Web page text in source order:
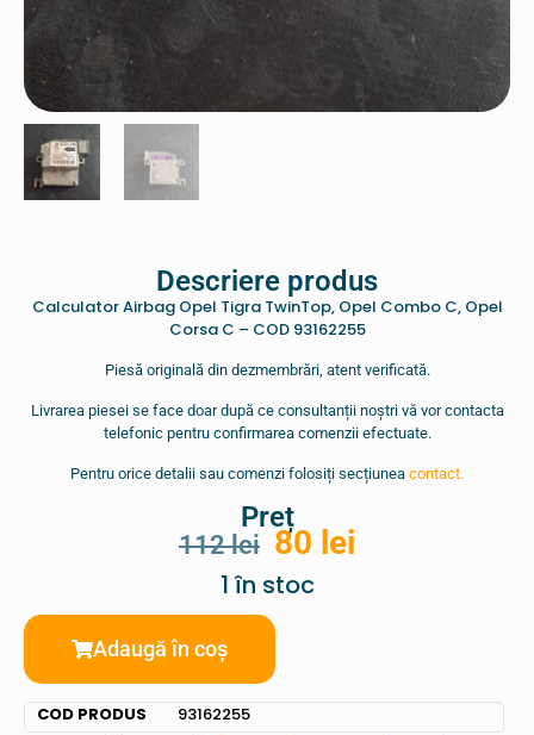
Descriere produs
Calculator Airbag Opel Tigra TwinTop, Opel Combo C, Opel
Corsa C – COD 93162255
Piesă originală din dezmembrări, atent verificată.
Livrarea piesei se face doar după ce consultanții noștri vă vor contacta
telefonic pentru confirmarea comenzii efectuate.
Pentru orice detalii sau comenzi folosiți secțiunea contact.
Preț
112lei 80 lei
1 în stoc
Adaugă în coș
COD PRODUS 93162255